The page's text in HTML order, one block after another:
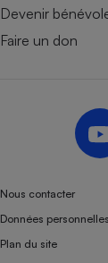
Devenir
Faire un don
Nous contacter
Données personnelles
Plan du site